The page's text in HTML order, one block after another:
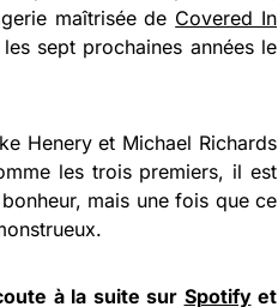
maîtrisée de Covered In
sept prochaines années le
Henery et Michael Richards
les trois premiers, il est
mais une fois que ce
à la suite sur Spotifyet